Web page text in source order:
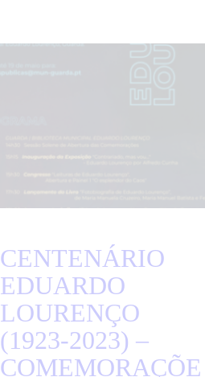
CENTENÁRIO
EDUARDO
LOURENÇO
(1923-2023) –
COMEMORAÇÕE